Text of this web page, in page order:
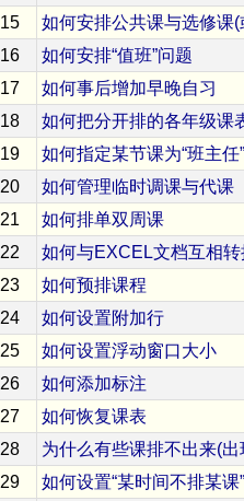
15
如何安排公共课与选修课
16
如何安排“值班”问题
17
如何事后增加早晚自习
18
如何把分开排的各年级课
19
如何指定某节课为“班主任
20
如何管理临时调课与代课
21
如何排单双周课
22
如何与EXCEL文档互相转
23
如何预排课程
24
如何设置附加行
25
如何设置浮动窗口大小
26
如何添加标注
27
如何恢复课表
28
为什么有些课排不出来(
29
如何设置“某时间不排某课”